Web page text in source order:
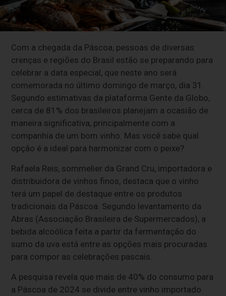
Com a chegada da Páscoa, pessoas de diversas
crenças e regiões do Brasil estão se preparando para
celebrar a data especial, que neste ano será
comemorada no último domingo de março, dia 31.
Segundo estimativas da plataforma Gente da Globo,
cerca de 81% dos brasileiros planejam a ocasião de
maneira significativa, principalmente com a
companhia de um bom vinho. Mas você sabe qual
opção é a ideal para harmonizar com o peixe?
Rafaela Reis, sommelier da Grand Cru, importadora e
distribuidora de vinhos finos, destaca que o vinho
terá um papel de destaque entre os produtos
tradicionais da Páscoa. Segundo levantamento da
Abras (Associação Brasileira de Supermercados), a
bebida alcoólica feita a partir da fermentação do
sumo da uva está entre as opções mais procuradas
para compor as celebrações pascais.
A pesquisa revela que mais de 40% do consumo para
a Páscoa de 2024 se divide entre vinho importado